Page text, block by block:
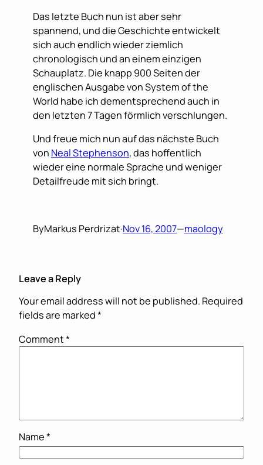
Das letzte Buch nun ist aber sehr
spannend, und die Geschichte entwickelt
sich auch endlich wieder ziemlich
chronologisch und an einem einzigen
Schauplatz. Die knapp 900 Seiten der
englischen Ausgabe von System of the
World habe ich dementsprechend auch in
den letzten 7 Tagen förmlich verschlungen.
Und freue mich nun auf das nächste Buch
von Neal Stephenson, das hoffentlich
wieder eine normale Sprache und weniger
Detailfreude mit sich bringt.
ByMarkus Perdrizat·Nov 16, 2007—maology
Leave a Reply
Your email address will not be published. Required
fields are marked*
Comment*
Name*